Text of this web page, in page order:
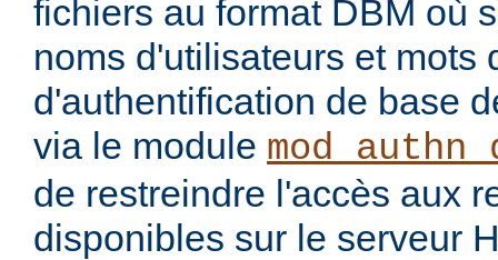
fichiers au format DBM où
noms d'utilisateurs et mots
d'authentification de base
via le module
de restreindre l'accès aux
disponibles sur le serveur